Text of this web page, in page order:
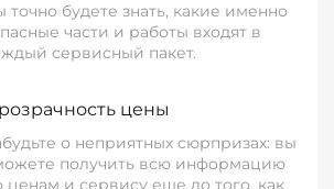
точно будете знать, какие именно
части и работы входят в
сервисный пакет.
цены
о неприятных сюрпризах: вы
получить всю информацию
ценам и сервису еще до того, как